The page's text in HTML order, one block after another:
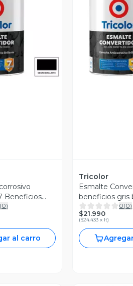
Previa
Beneficios
(0)
al carro
Vista
Tricolor
Esmalte
beneficios gris
0(0)
$21.990
($24.433 x lt)